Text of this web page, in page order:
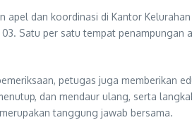
apel dan koordinasi di Kantor
03. Satu per satu tempat
petugas juga memberikan
dan mendaur ulang, serta
tanggung jawab bersama.